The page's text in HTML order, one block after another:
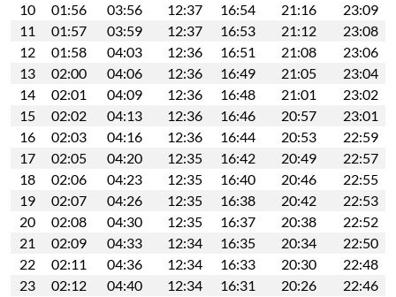
10
01:56 03:56 12:37 16:54 21:16
23:09
11
01:57 03:59 12:37 16:53 21:12
23:08
12
01:58 04:03 12:36 16:51 21:08
23:06
13
02:00 04:06 12:36 16:49 21:05
23:04
14
02:01 04:09 12:36 16:48 21:01
23:02
15
02:02 04:13 12:36 16:46 20:57
23:01
16
02:03 04:16 12:36 16:44 20:53
22:59
17
02:05 04:20 12:35 16:42 20:49
22:57
18
02:06 04:23 12:35 16:40 20:46
22:55
19
02:07 04:26 12:35 16:38 20:42
22:53
20
02:08 04:30 12:35 16:37 20:38
22:52
21
02:09 04:33 12:34 16:35 20:34
22:50
22
02:11 04:36 12:34 16:33 20:30
22:48
23
02:12 04:40 12:34 16:31 20:26
22:46